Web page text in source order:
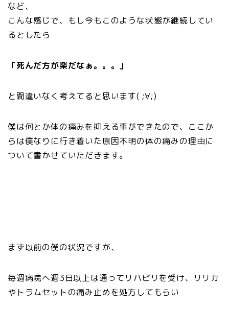
など、
こんな感じで、もし今もこのような状態が継続してい
るとしたら
「死んだ方が楽だなぁ。。。」
と間違いなく考えてると思います( ;∀;)
僕は何とか体の痛みを抑える事ができたので、ここか
らは僕なりに行き着いた原因不明の体の痛みの理由に
ついて書かせていただきます。
まず以前の僕の状況ですが、
毎週病院へ週3日以上は通ってリハビリを受け、リリカ
やトラムセットの痛み止めを処方してもらい